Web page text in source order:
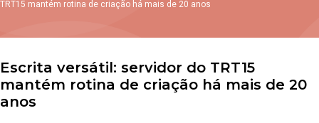
TRT15 mantém rotina de criação há mais de 20 anos
Escrita versátil: servidor do TRT15
mantém rotina de criação há mais de 20
anos